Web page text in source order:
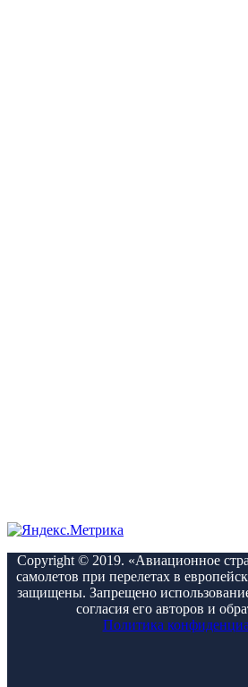
Copyright © 2019. «Авиационное
самолетов при перелетах в
защищены. Запрещено
согласия его авторов и
Политика